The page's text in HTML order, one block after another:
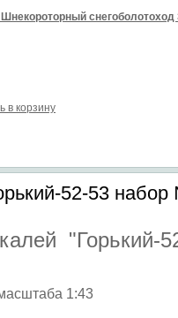
в корзину
52-53
"Горький-
1:43